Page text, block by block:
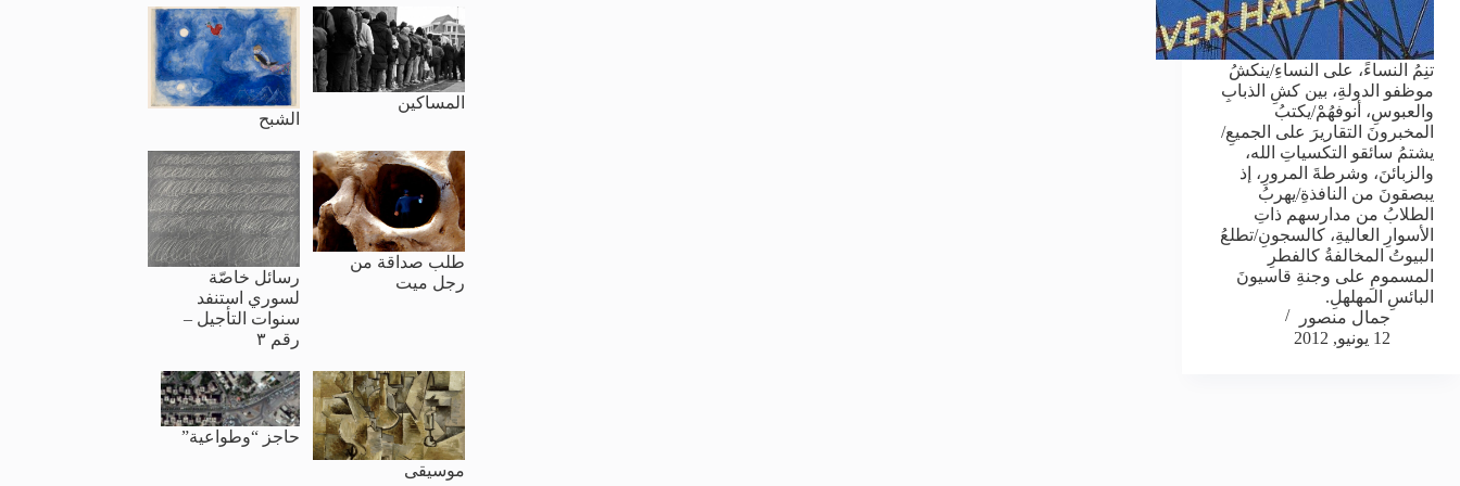
تنِمُ النساءً، على النساءِ/ينكشُ
موظفو الدولةِ، بين كشِ الذبابِ
والعبوسِ، أنوفهُمْ/يكتبُ
المخبرونَ التقاريرَ على الجميعِ/
يشتمُ سائقو التكسياتِ الله،
والزبائنَ، وشرطةَ المرورِ، إذ
يبصقونَ من النافذةِ/يهربُ
الطلابُ من مدارسهم ذاتِ
الأسوارِ العاليةِ، كالسجونِ/تطلعُ
البيوتُ المخالفةُ كالفطرِ
المسمومِ على وجنةِ قاسيونَ
البائسِ المهلهلِ.
جمال منصور
12 يونيو, 2012
المساكين
الشبح
طلب صداقة من
رجل ميت
رسائل خاصّة
لسوري استنفد
سنوات التأجيل –
رقم ٣
موسيقى
حاجز “وطواعية”